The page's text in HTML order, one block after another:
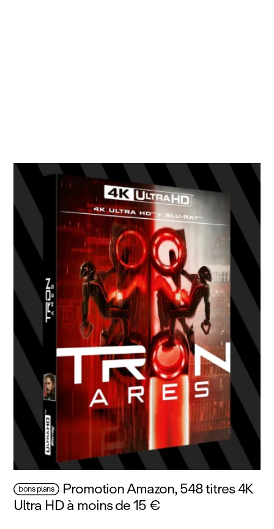
bons plans Promotion Amazon, 548 titres 4K
Ultra HD à moins de 15 €